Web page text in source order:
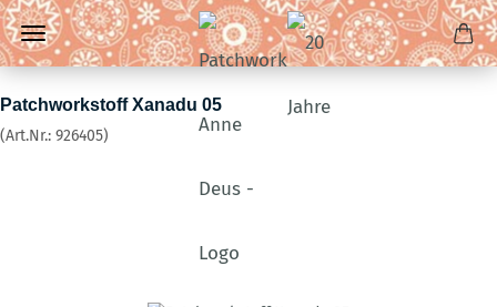
Patchworkstoff Xanadu 05
(Art.Nr.: 926405)